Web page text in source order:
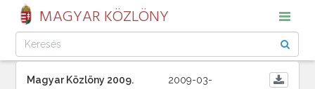
MAGYAR KÖZLÖNY
Magyar Közlöny 2009.
2009-03-